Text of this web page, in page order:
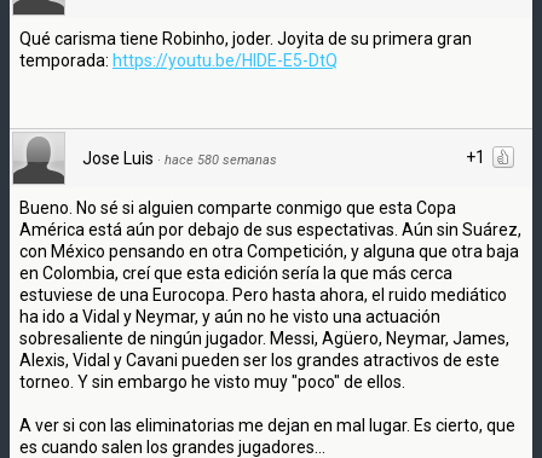
Qué carisma tiene Robinho, joder. Joyita de su primera gran
temporada: https://youtu.be/HIDE-E5-DtQ
+1
Jose Luis · hace 580 semanas
Bueno. No sé si alguien comparte conmigo que esta Copa
América está aún por debajo de sus espectativas. Aún sin Suárez,
con México pensando en otra Competición, y alguna que otra baja
en Colombia, creí que esta edición sería la que más cerca
estuviese de una Eurocopa. Pero hasta ahora, el ruido mediático
ha ido a Vidal y Neymar, y aún no he visto una actuación
sobresaliente de ningún jugador. Messi, Agüero, Neymar, James,
Alexis, Vidal y Cavani pueden ser los grandes atractivos de este
torneo. Y sin embargo he visto muy "poco" de ellos.
A ver si con las eliminatorias me dejan en mal lugar. Es cierto, que
es cuando salen los grandes jugadores...